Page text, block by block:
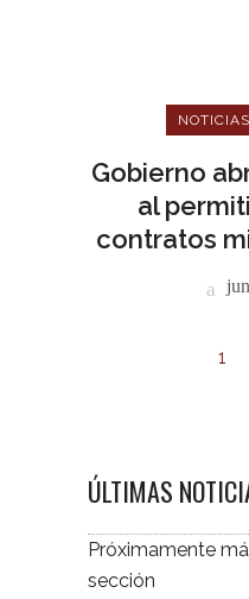
Gobierno
al
contratos
1
ÚLTIMAS
Próximamente
sección